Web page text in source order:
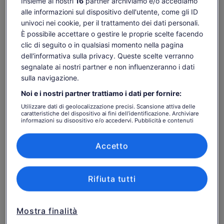
Controlla disponibilità
Cambia date
Cambia
date
sab 8 ago dom 9 ago
-
lun 10 ago mar 11 ago mer 12 ago
Il
prezzo
è
per
adulto
33 €
per adulto
Vai ai biglietti
I contenuti di questa pagina possono essere stati
tradotti automaticamente.
Visualizza il testo originale (in inglese)
Comunicaci la tua opinione su questa traduzione
una
nuova
scheda
Cosa include e cosa no
alle informazioni sul dispositivo dell'utente, come gli ID
univoci nei cookie, per il trattamento dei dati personali.
È possibile accettare o gestire le proprie scelte facendo
clic di seguito o in qualsiasi momento nella pagina
dell'informativa sulla privacy. Queste scelte verranno
segnalate ai nostri partner e non influenzeranno i dati
sulla navigazione.
Noi e i nostri partner trattiamo i dati per fornire:
Utilizzare dati di geolocalizzazione precisi. Scansione attiva delle
caratteristiche del dispositivo ai fini dell’identificazione. Archiviare
informazioni su dispositivo e/o accedervi. Pubblicità e contenuti
annunci, ricerche sul pubblico, sviluppo di servizi.
Elenco dei partner (fornitori)
Mostra finalità
Rifiuta tutti
Accetto